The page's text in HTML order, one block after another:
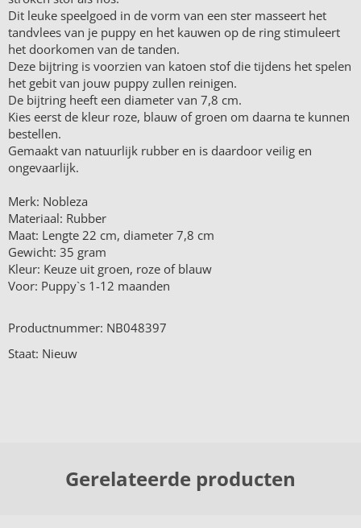
Dit leuke speelgoed in de vorm van een ster masseert het
tandvlees van je puppy en het kauwen op de ring stimuleert
het doorkomen van de tanden.
Deze bijtring is voorzien van katoen stof die tijdens het spelen
het gebit van jouw puppy zullen reinigen.
De bijtring heeft een diameter van 7,8 cm.
Kies eerst de kleur roze, blauw of groen om daarna te kunnen
bestellen.
Gemaakt van natuurlijk rubber en is daardoor veilig en
ongevaarlijk.
Merk: Nobleza
Materiaal: Rubber
Maat: Lengte 22 cm, diameter 7,8 cm
Gewicht: 35 gram
Kleur: Keuze uit groen, roze of blauw
Voor: Puppy`s 1-12 maanden
Productnummer: NB048397
Staat: Nieuw
Gerelateerde producten